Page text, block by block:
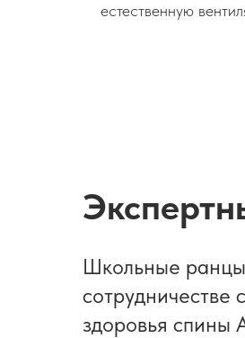
естественную
Школьные
здоровья спины